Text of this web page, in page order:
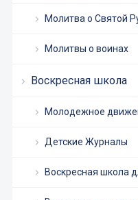
Молитва о Святой
Молитвы о воинах
Воскресная школа
Молодежное
Детские Журналы
Воскресная школа